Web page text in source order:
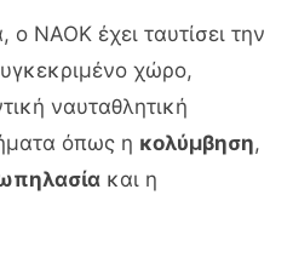
ο ΝΑΟΚ έχει ταυτίσει την
χώρο,
ναυταθλητική
όπως η κολύμβηση,
και η